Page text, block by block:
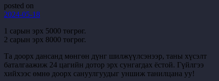
posted on
2024-05-18
1 сарын эрх 5000 төгрөг.
2 сарын эрх 8000 төгрөг.
Та доорх дансанд мөнгөн дүнг шилжүүлсэнээр, таны хүсэлт
баталгаажиж 24 цагийн дотор эрх сунгагдах ёстой. Гүйлгээ
хийхээс өмнө доорх сануулгуудыг уншиж танилцана уу!